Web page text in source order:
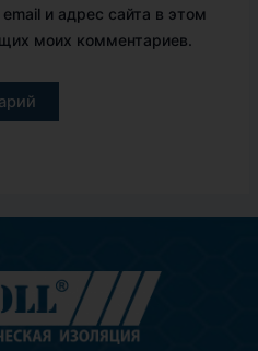
и адрес сайта в этом
моих комментариев.